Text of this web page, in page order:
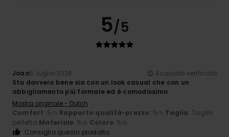
5/5
Joao5. luglio 2026
Acquisto verificato
Sta davvero bene sia con un look casual che con un
abbigliamento più formale ed è comodissimo
Mostra originale - Dutch
Comfort: 5/5 Rapporto qualità-prezzo: 5/5 Taglia: Taglia
perfetta Materiale: 5/5 Colore: 5/5
Consiglio questo prodotto